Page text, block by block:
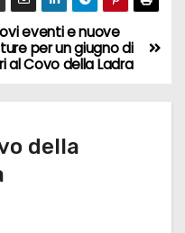
eventi e nuove
per un giugno di
al Covo della Ladra
della